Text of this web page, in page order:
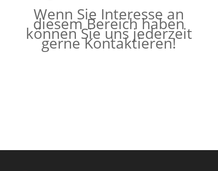
Wenn Sie Interesse an
diesem Bereich haben
können Sie uns jederzeit
gerne Kontaktieren!